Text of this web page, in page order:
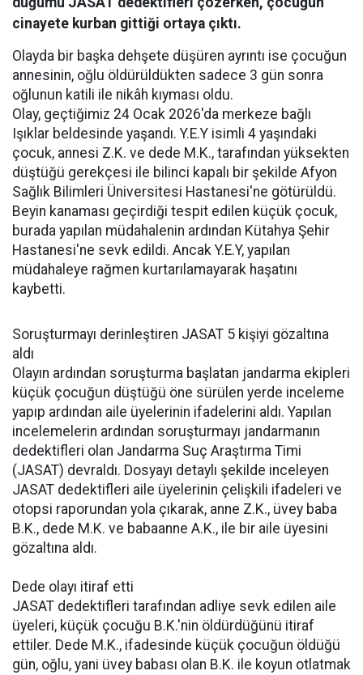
cinayete kurban gittiği ortaya çıktı.
Olayda bir başka dehşete düşüren ayrıntı ise çocuğun
annesinin, oğlu öldürüldükten sadece 3 gün sonra
oğlunun katili ile nikâh kıyması oldu.
Olay, geçtiğimiz 24 Ocak 2026'da merkeze bağlı
Işıklar beldesinde yaşandı. Y.E.Y isimli 4 yaşındaki
çocuk, annesi Z.K. ve dede M.K., tarafından yüksekten
düştüğü gerekçesi ile bilinci kapalı bir şekilde Afyon
Sağlık Bilimleri Üniversitesi Hastanesi'ne götürüldü.
Beyin kanaması geçirdiği tespit edilen küçük çocuk,
burada yapılan müdahalenin ardından Kütahya Şehir
Hastanesi'ne sevk edildi. Ancak Y.E.Y, yapılan
müdahaleye rağmen kurtarılamayarak haşatını
kaybetti.
Soruşturmayı derinleştiren JASAT 5 kişiyi gözaltına
aldı
Olayın ardından soruşturma başlatan jandarma ekipleri
küçük çocuğun düştüğü öne sürülen yerde inceleme
yapıp ardından aile üyelerinin ifadelerini aldı. Yapılan
incelemelerin ardından soruşturmayı jandarmanın
dedektifleri olan Jandarma Suç Araştırma Timi
(JASAT) devraldı. Dosyayı detaylı şekilde inceleyen
JASAT dedektifleri aile üyelerinin çelişkili ifadeleri ve
otopsi raporundan yola çıkarak, anne Z.K., üvey baba
B.K., dede M.K. ve babaanne A.K., ile bir aile üyesini
gözaltına aldı.
Dede olayı itiraf etti
JASAT dedektifleri tarafından adliye sevk edilen aile
üyeleri, küçük çocuğu B.K.'nin öldürdüğünü itiraf
ettiler. Dede M.K., ifadesinde küçük çocuğun öldüğü
gün, oğlu, yani üvey babası olan B.K. ile koyun otlatmak